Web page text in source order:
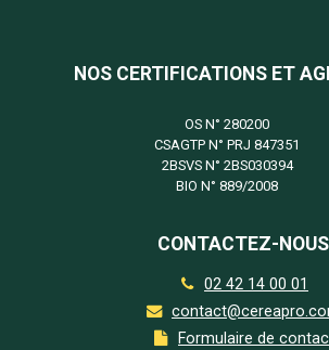
NOS CERTIFICATIONS ET
OS N° 280200
CSAGTP N° PRJ 847351
2BSVS N° 2BS030394
BIO N° 889/2008
CONTACTEZ-NOUS
02 42 14 00 01
Formulaire de